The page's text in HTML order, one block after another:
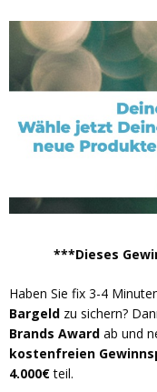
***Dieses
Haben Sie fix 3-4
Bargeld zu sichern?
Brands Award ab und
kostenfreien
4.000€teil.